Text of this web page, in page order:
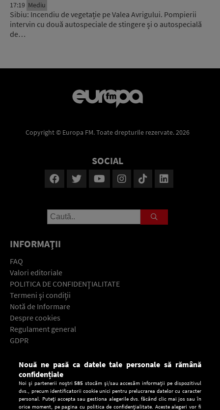
17:19 Mediu
Sibiu: Incendiu de vegetație pe Valea Avrigului. Pompierii
intervin cu două autospeciale de stingere și o autospecială
de…
Copyright © Europa FM. Toate drepturile rezervate. 2026
SOCIAL
INFORMAŢII
FAQ
Valori editoriale
POLITICA DE CONFIDENŢIALITATE
Termeni şi condiţii
Notă de Informare
Despre cookies
Regulament general
GDPR
Descarcă gratuit aplicaţia Europa FM pentru smartphone:
Nouă ne pasă ca datele tale personale să rămână
confidențiale
Noi și partenerii noștri585 stocăm și/sau accesăm informații pe dispozitivul
dvs., precum identificatorii cookie unici pentru prelucrarea datelor cu caracter
personal. Puteți accepta sau gestiona alegerile dvs. făcând clic mai jos sau în
orice moment, pe pagina cu politica de confidențialitate. Aceste alegeri vor fi